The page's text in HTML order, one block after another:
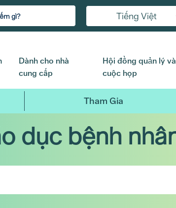
Tiếng Việt
Dành cho nhà
cung cấp
Hội đồng quản lý
cuộc họp
Tham Gia
dục bệnh